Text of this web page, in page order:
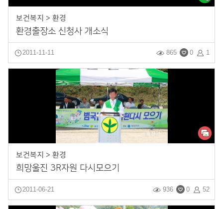
보건복지 > 환경
환경출장소 신청사 개소식
2011-11-11 1
0
865
보건복지 > 환경
희망울진 3R자원 다시모으기
2011-06-21 52
0
936